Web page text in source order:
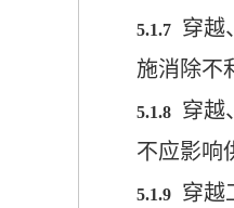
5.1.7 穿越
施消除不
5.1.8
穿越
不应影响
5.1.9 穿越